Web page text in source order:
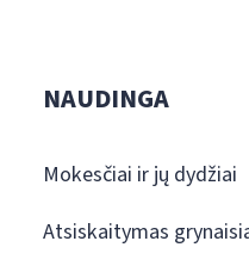
NAUDINGA
Mokesčiai ir jų dydžiai
Atsiskaitymas